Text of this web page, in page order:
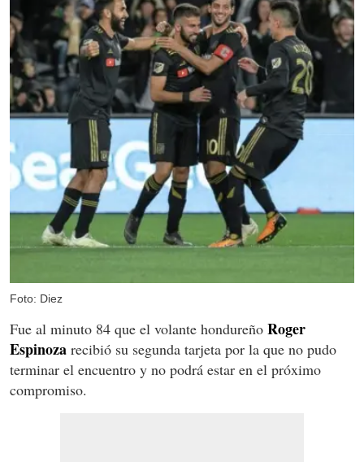
Foto: Diez
Fue al minuto 84 que el volante hondureño Roger
Espinoza recibió su segunda tarjeta por la que no pudo
terminar el encuentro y no podrá estar en el próximo
compromiso.